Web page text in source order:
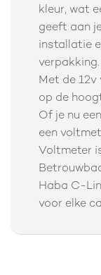
kleur, wat
geeft aan
installatie
verpakking.
Met de
op de
Of je nu
een
Voltmeter
Haba C-
voor elke